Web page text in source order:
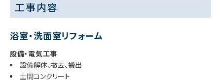
工事内容
浴室・洗面室リフォーム
設備・電気工事
設備解体、撤去、搬出
土間コンクリート